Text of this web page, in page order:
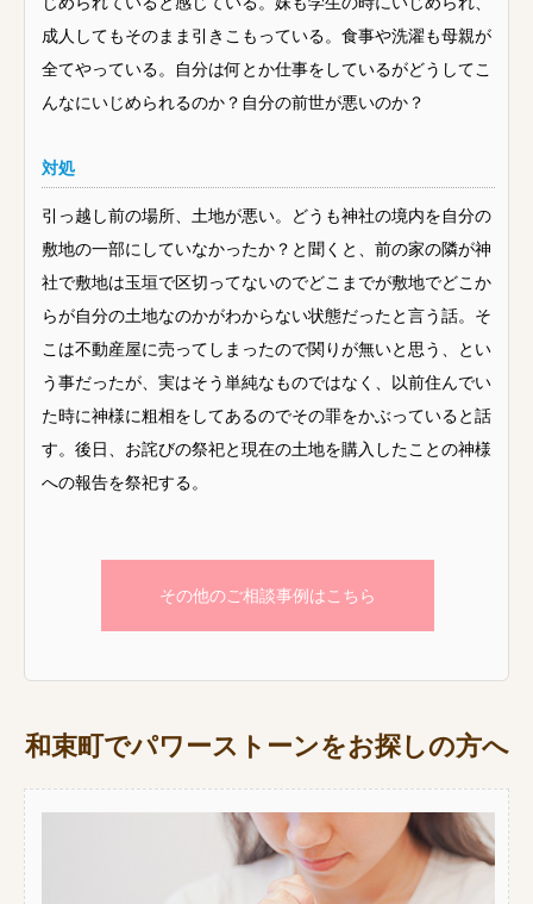
成人してもそのまま引きこもっている。食事や洗濯も母親が
全てやっている。自分は何とか仕事をしているがどうしてこ
んなにいじめられるのか？自分の前世が悪いのか？
対処
引っ越し前の場所、土地が悪い。どうも神社の境内を自分の
敷地の一部にしていなかったか？と聞くと、前の家の隣が神
社で敷地は玉垣で区切ってないのでどこまでが敷地でどこか
らが自分の土地なのかがわからない状態だったと言う話。そ
こは不動産屋に売ってしまったので関りが無いと思う、とい
う事だったが、実はそう単純なものではなく、以前住んでい
た時に神様に粗相をしてあるのでその罪をかぶっていると話
す。後日、お詫びの祭祀と現在の土地を購入したことの神様
への報告を祭祀する。
その他のご相談事例はこちら
和束町でパワーストーンをお探しの方へ